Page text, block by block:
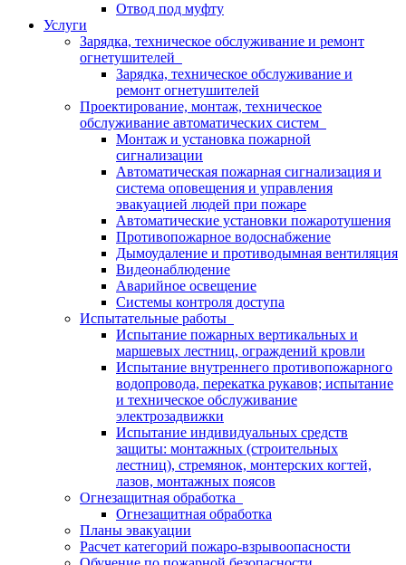
Отвод под муфту
Услуги
Зарядка, техническое обслуживание и ремонт
огнетушителей
Зарядка, техническое обслуживание и
ремонт огнетушителей
Проектирование, монтаж, техническое
обслуживание автоматических систем
Монтаж и установка пожарной
сигнализации
Автоматическая пожарная сигнализация и
система оповещения и управления
эвакуацией людей при пожаре
Автоматические установки пожаротушения
Противопожарное водоснабжение
Дымоудаление и противодымная вентиляция
Видеонаблюдение
Аварийное освещение
Системы контроля доступа
Испытательные работы
Испытание пожарных вертикальных и
маршевых лестниц, ограждений кровли
Испытание внутреннего противопожарного
водопровода, перекатка рукавов; испытание
и техническое обслуживание
электрозадвижки
Испытание индивидуальных средств
защиты: монтажных (строительных
лестниц), стремянок, монтерских когтей,
лазов, монтажных поясов
Огнезащитная обработка
Огнезащитная обработка
Планы эвакуации
Расчет категорий пожаро-взрывоопасности